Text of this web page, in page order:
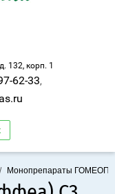
132, корп. 1
62-33,
/ Монопрепараты